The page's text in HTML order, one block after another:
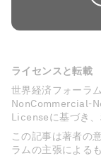
ライセンスと転載
世界経済フォーラ
NonCommercial-
Licenseに基づき、
この記事は著者の
ラムの主張による